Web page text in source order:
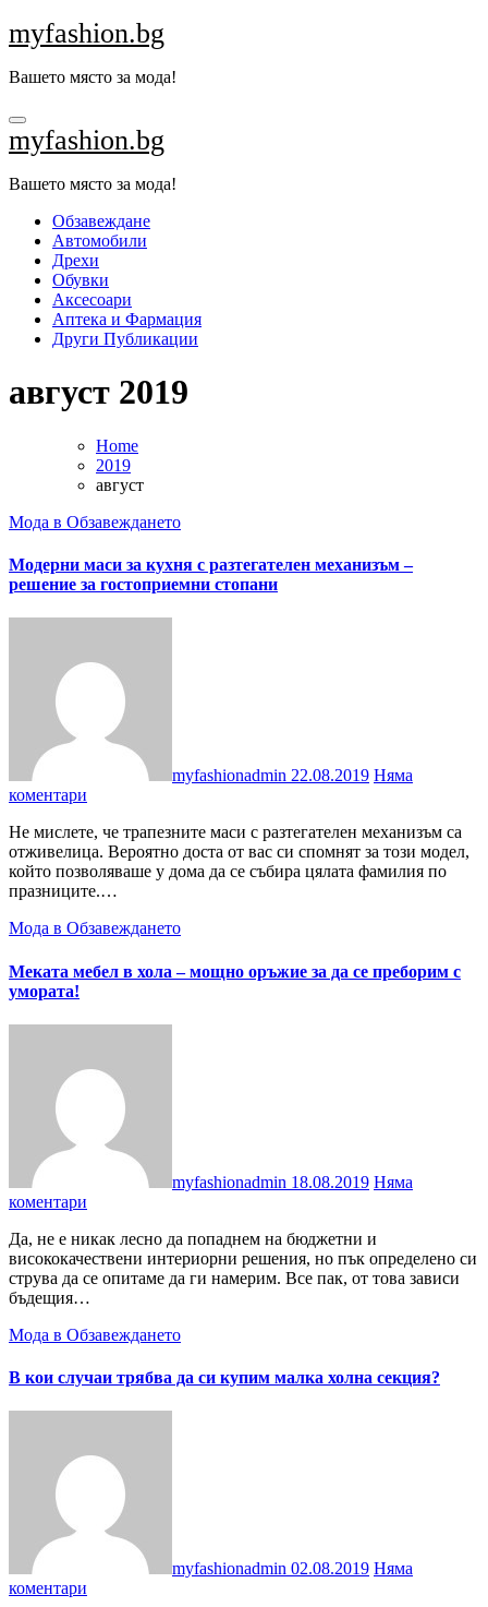
Skip
to
myfashion.bg
Вашето място за мода!
myfashion.bg
Вашето място за мода!
Обзавеждане
Автомобили
Дрехи
Обувки
Аксесоари
Аптека и Фармация
Други Публикации
август 2019
Home
2019
август
Мода в Обзавеждането
Модерни маси за кухня с разтегателен механизъм –
решение за гостоприемни стопани
myfashionadmin 22.08.2019 Няма
коментари
Не мислете, че трапезните маси с разтегателен механизъм са
отживелица. Вероятно доста от вас си спомнят за този модел,
който позволяваше у дома да се събира цялата фамилия по
празниците.…
Мода в Обзавеждането
Меката мебел в хола – мощно оръжие за да се преборим с
умората!
myfashionadmin 18.08.2019 Няма
коментари
Да, не е никак лесно да попаднем на бюджетни и
висококачествени интериорни решения, но пък определено си
струва да се опитаме да ги намерим. Все пак, от това зависи
бъдещия…
Мода в Обзавеждането
В кои случаи трябва да си купим малка холна секция?
myfashionadmin 02.08.2019 Няма
коментари